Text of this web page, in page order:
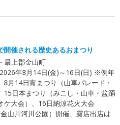
開催される歴史あるおまつり
最上郡金山町
2026年8月14日(金)～16日(日) ※例年
8月14日宵まつり（山車パレード・
15日本まつり（みこし・山車・盆踊
ケ大会）、16日納涼花火大会
金山川河川公園）開催、露店出店は